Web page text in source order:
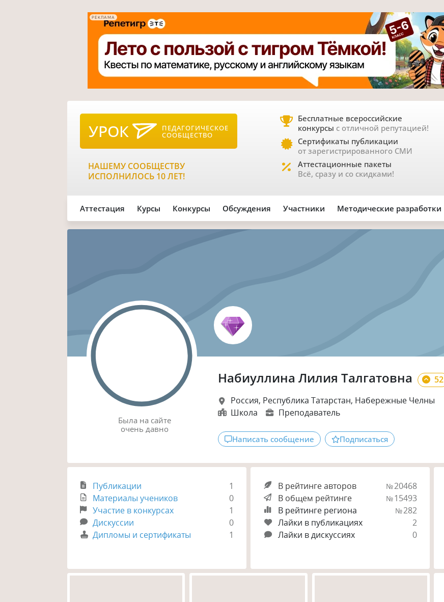
РЕКЛАМА
УРОК ПЕДАГОГИЧЕСКОЕ
СООБЩЕСТВО
НАШЕМУ СООБЩЕСТВУ
ИСПОЛНИЛОСЬ 10 ЛЕТ!
Бесплатные всероссийские
конкурсы с отличной репутацией!
Сертификаты публикации
от зарегистрированного СМИ
Аттестационные пакеты
Всё, сразу и со скидками!
Аттестация Курсы Конкурсы Обсуждения Участники Методические разработки
Была на сайте
очень давно
Набиуллина Лилия Талгатовна
52
Россия, Республика Татарстан, Набережные Челны
Школа
Преподаватель
Написать сообщение Подписаться
Публикации
1
Материалы учеников
0
Участие в конкурсах
1
Дискуссии
0
Дипломы и сертификаты
1
В рейтинге авторов №20468
В общем рейтинге
№15493
В рейтинге региона
№282
Лайки в публикациях
2
Лайки в дискуссиях
0